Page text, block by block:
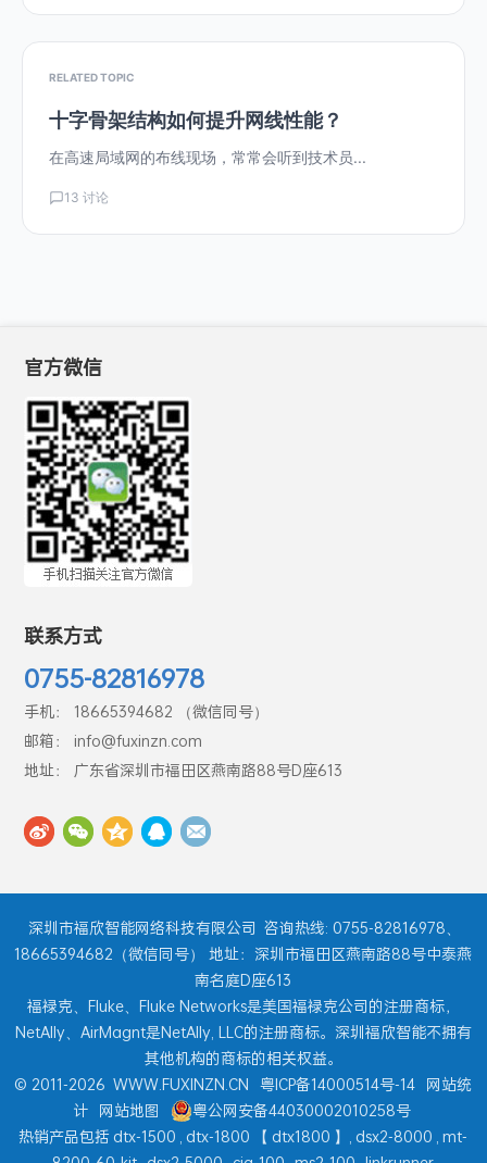
RELATED TOPIC
十字骨架结构如何提升网线性能？
在高速局域网的布线现场，常常会听到技术员...
13 讨论
官方微信
联系方式
0755-82816978
手机： 18665394682 （微信同号）
邮箱： info@fuxinzn.com
地址： 广东省深圳市福田区燕南路88号D座613
深圳市福欣智能网络科技有限公司 咨询热线: 0755-82816978、
18665394682（微信同号） 地址：深圳市福田区燕南路88号中泰燕
南名庭D座613
福禄克、Fluke、Fluke Networks是美国福禄克公司的注册商标，
NetAlly、AirMagnt是NetAlly, LLC的注册商标。深圳福欣智能不拥有
其他机构的商标的相关权益。
© 2011-2026 WWW.FUXINZN.CN 粤ICP备14000514号-14 网站统
计 网站地图
粤公网安备44030002010258号
热销产品包括 dtx-1500 , dtx-1800 【 dtx1800 】, dsx2-8000 , mt-